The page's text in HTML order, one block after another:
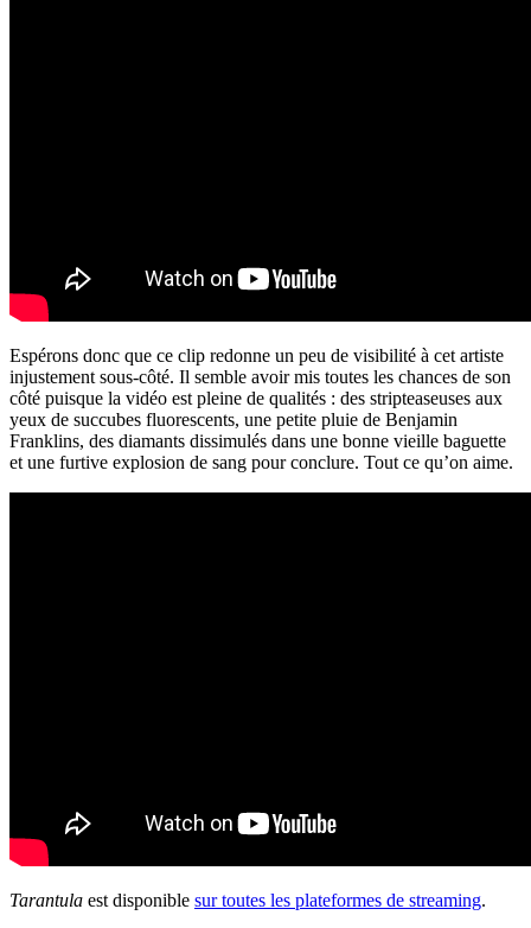
Espérons donc que ce clip redonne un peu de visibilité à cet artiste
injustement sous-côté. Il semble avoir mis toutes les chances de son
côté puisque la vidéo est pleine de qualités : des stripteaseuses aux
yeux de succubes fluorescents, une petite pluie de Benjamin
Franklins, des diamants dissimulés dans une bonne vieille baguette
et une furtive explosion de sang pour conclure. Tout ce qu’on aime.
Tarantula est disponible sur toutes les plateformes de streaming.